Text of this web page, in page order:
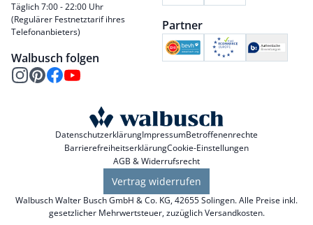
Täglich 7:00 - 22:00 Uhr
(Regulärer Festnetztarif ihres
Telefonanbieters)
Walbusch folgen
Partner
DatenschutzerklärungImpressumBetroffenenrechte
BarrierefreiheitserklärungCookie-Einstellungen
AGB & Widerrufsrecht
Vertrag widerrufen
Walbusch Walter Busch GmbH & Co. KG, 42655 Solingen. Alle Preise inkl.
gesetzlicher Mehrwertsteuer, zuzüglichVersandkosten.